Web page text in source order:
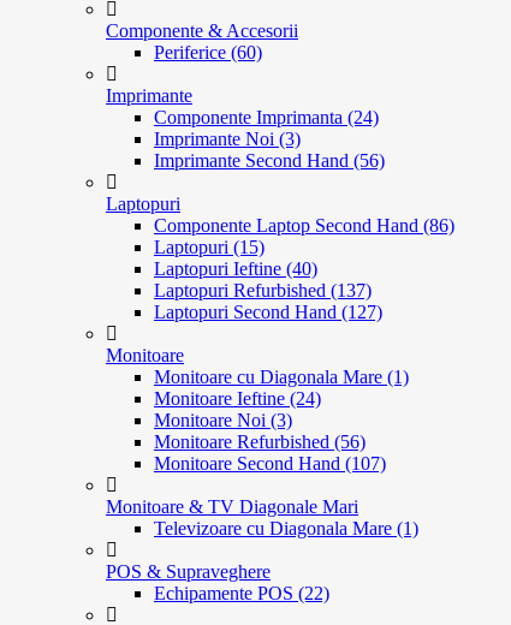
Componente & Accesorii
Periferice (60)
Imprimante
Componente Imprimanta (24)
Imprimante Noi (3)
Imprimante Second Hand (56)
Laptopuri
Componente Laptop Second Hand (86)
Laptopuri (15)
Laptopuri Ieftine (40)
Laptopuri Refurbished (137)
Laptopuri Second Hand (127)
Monitoare
Monitoare cu Diagonala Mare (1)
Monitoare Ieftine (24)
Monitoare Noi (3)
Monitoare Refurbished (56)
Monitoare Second Hand (107)
Monitoare & TV Diagonale Mari
Televizoare cu Diagonala Mare (1)
POS & Supraveghere
Echipamente POS (22)